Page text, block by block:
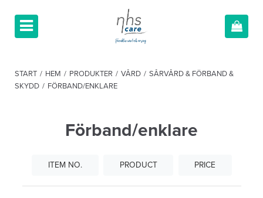
START / HEM / PRODUKTER / VÅRD / SÅRVÅRD & FÖRBAND &
SKYDD / FÖRBAND/ENKLARE
Förband/enklare
ITEM NO. PRODUCT PRICE